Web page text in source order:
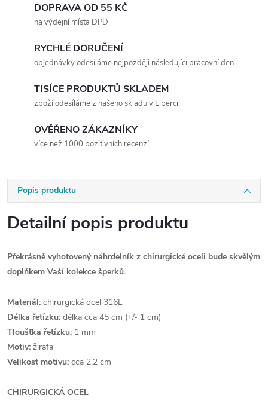
DOPRAVA OD 55 KČ
na výdejní místa DPD
RYCHLÉ DORUČENÍ
objednávky odesíláme nejpozději následující pracovní den
TISÍCE PRODUKTŮ SKLADEM
zboží odesíláme z našeho skladu v Liberci.
OVĚŘENO ZÁKAZNÍKY
více než 1000 pozitivních recenzí
Popis produktu
Detailní popis produktu
Překrásně vyhotovený náhrdelník z chirurgické oceli bude skvělým
doplňkem Vaší kolekce šperků.
Materiál: chirurgická ocel 316L
Délka řetízku: délka cca 45 cm (+/- 1 cm)
Tloušťka řetízku: 1 mm
Motiv: žirafa
Velikost motivu: cca 2,2 cm
CHIRURGICKÁ OCEL